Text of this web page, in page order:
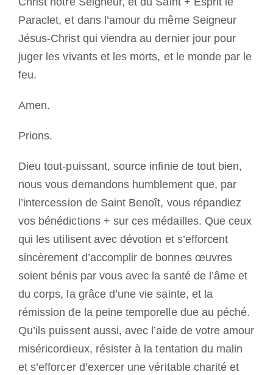
Paraclet, et dans l’amour du même Seigneur
Jésus-Christ qui viendra au dernier jour pour
juger les vivants et les morts, et le monde par le
feu.
Amen.
Prions.
Dieu tout-puissant, source infinie de tout bien,
nous vous demandons humblement que, par
l’intercession de Saint Benoît, vous répandiez
vos bénédictions + sur ces médailles. Que ceux
qui les utilisent avec dévotion et s’efforcent
sincèrement d’accomplir de bonnes œuvres
soient bénis par vous avec la santé de l’âme et
du corps, la grâce d’une vie sainte, et la
rémission de la peine temporelle due au péché.
Qu’ils puissent aussi, avec l’aide de votre amour
miséricordieux, résister à la tentation du malin
et s’efforcer d’exercer une véritable charité et